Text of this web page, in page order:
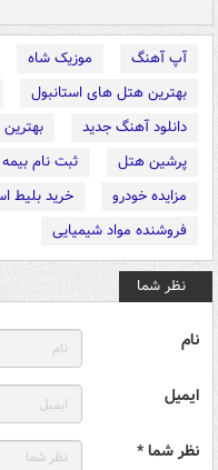
آپ آهنگ موزیک شاه
بهترین هتل های استانبول
دانلود آهنگ جدید
پرشین هتل
ثبت نام
مزایده خودرو
خرید بلیط
فروشنده مواد شیمیایی
نظر شما
نام
ایمیل
نظر شما *